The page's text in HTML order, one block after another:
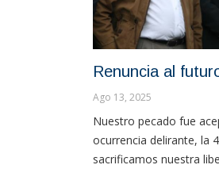
Renuncia al
Ago 13, 2025
Nuestro pecado fue
ocurrencia delirante, la
sacrificamos nuestra